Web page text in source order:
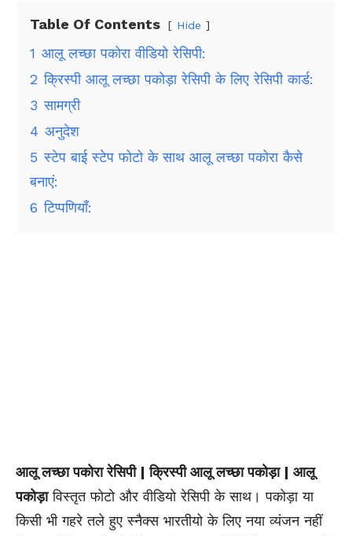
Table Of Contents Hide
1 आलू लच्छा पकोरा वीडियो रेसिपी:
2 क्रिस्पी आलू लच्छा पकोड़ा रेसिपी के लिए रेसिपी कार्ड:
3 सामग्री
4 अनुदेश
5 स्टेप बाई स्टेप फोटो के साथ आलू लच्छा पकोरा कैसे
बनाएं:
6 टिप्पणियाँ:
आलू लच्छा पकोरा रेसिपी | क्रिस्पी आलू लच्छा पकोड़ा | आलू
पकोड़ाविस्तृत फोटो और वीडियो रेसिपी के साथ। पकोड़ा या
किसी भी गहरे तले हुए स्नैक्स भारतीयो के लिए नया व्यंजन नहीं